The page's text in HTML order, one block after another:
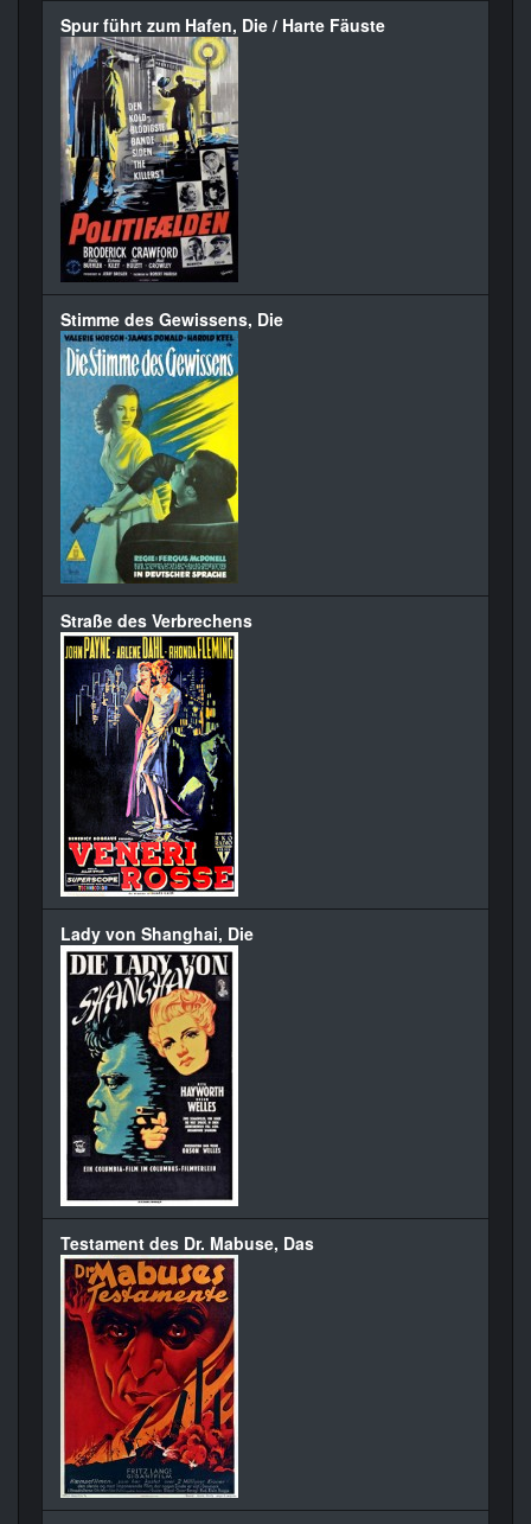
Spur führt zum Hafen, Die / Harte Fäuste
Stimme des Gewissens, Die
Straße des Verbrechens
Lady von Shanghai, Die
Testament des Dr. Mabuse, Das